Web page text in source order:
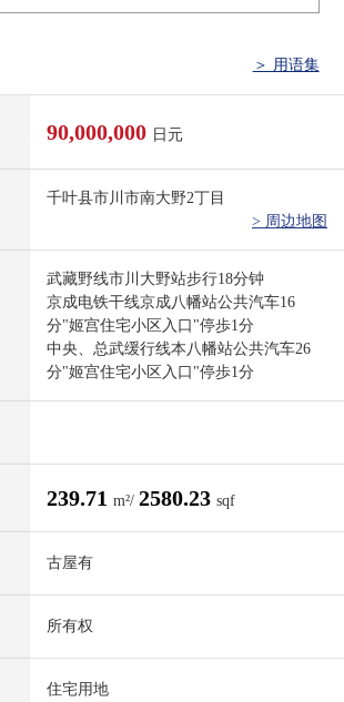
＞ 用语集
90,000,000 日元
千叶县市川市南大野2丁目
> 周边地图
武藏野线市川大野站步行18分钟
京成电铁干线京成八幡站公共汽车16
分"姬宫住宅小区入口"停歩1分
中央、总武缓行线本八幡站公共汽车26
分"姬宫住宅小区入口"停歩1分
239.71 m²/ 2580.23 sqf
古屋有
所有权
住宅用地